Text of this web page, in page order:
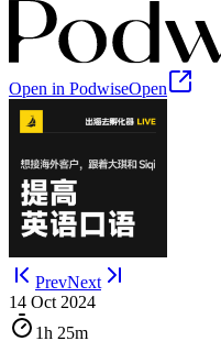
Open in PodwiseOpen
PrevNext
14 Oct 2024
1h 25m